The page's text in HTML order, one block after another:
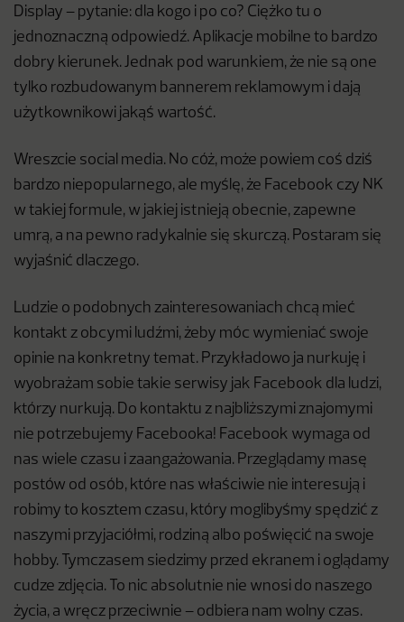
Display – pytanie: dla kogo i po co? Ciężko tu o
jednoznaczną odpowiedź. Aplikacje mobilne to bardzo
dobry kierunek. Jednak pod warunkiem, że nie są one
tylko rozbudowanym bannerem reklamowym i dają
użytkownikowi jakąś wartość.
Wreszcie social media. No cóż, może powiem coś dziś
bardzo niepopularnego, ale myślę, że Facebook czy NK
w takiej formule, w jakiej istnieją obecnie, zapewne
umrą, a na pewno radykalnie się skurczą. Postaram się
wyjaśnić dlaczego.
Ludzie o podobnych zainteresowaniach chcą mieć
kontakt z obcymi ludźmi, żeby móc wymieniać swoje
opinie na konkretny temat. Przykładowo ja nurkuję i
wyobrażam sobie takie serwisy jak Facebook dla ludzi,
którzy nurkują. Do kontaktu z najbliższymi znajomymi
nie potrzebujemy Facebooka! Facebook wymaga od
nas wiele czasu i zaangażowania. Przeglądamy masę
postów od osób, które nas właściwie nie interesują i
robimy to kosztem czasu, który moglibyśmy spędzić z
naszymi przyjaciółmi, rodziną albo poświęcić na swoje
hobby. Tymczasem siedzimy przed ekranem i oglądamy
cudze zdjęcia. To nic absolutnie nie wnosi do naszego
życia, a wręcz przeciwnie – odbiera nam wolny czas.